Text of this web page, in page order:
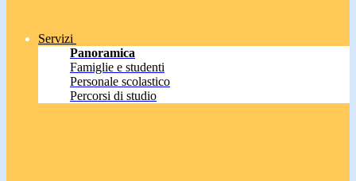
Servizi
Panoramica
Famiglie e studenti
Personale scolastico
Percorsi di studio